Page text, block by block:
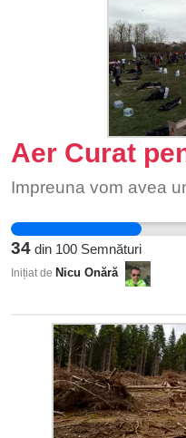
Aer Curat
Impreuna vom avea
34 din 100 Semnături
Inițiat de Nicu Onără